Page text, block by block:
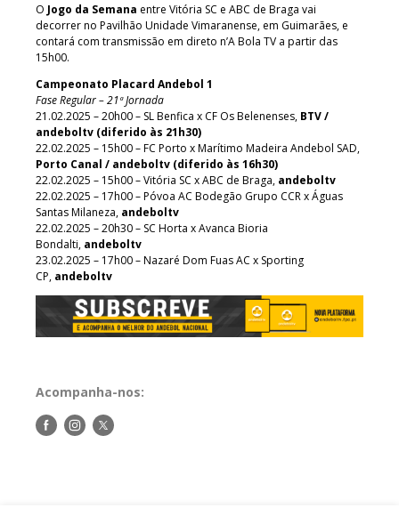
O Jogo da Semana entre Vitória SC e ABC de Braga vai
decorrer no Pavilhão Unidade Vimaranense, em Guimarães, e
contará com transmissão em direto n’A Bola TV a partir das
15h00.
Campeonato Placard Andebol 1
Fase Regular – 21ª Jornada
21.02.2025 – 20h00 – SL Benfica x CF Os Belenenses, BTV /
andeboltv (diferido às 21h30)
22.02.2025 – 15h00 – FC Porto x Marítimo Madeira Andebol SAD,
Porto Canal / andeboltv (diferido às 16h30)
22.02.2025 – 15h00 – Vitória SC x ABC de Braga, andeboltv
22.02.2025 – 17h00 – Póvoa AC Bodegão Grupo CCR x Águas
Santas Milaneza, andeboltv
22.02.2025 – 20h30 – SC Horta x Avanca Bioria
Bondalti, andeboltv
23.02.2025 – 17h00 – Nazaré Dom Fuas AC x Sporting
CP, andeboltv
Acompanha-nos:
Siga-Siga-Siga-